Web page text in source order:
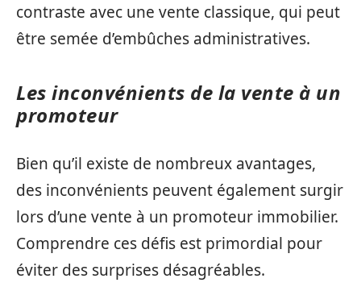
contraste avec une vente classique, qui peut
être semée d’embûches administratives.
Les inconvénients de la vente à un
promoteur
Bien qu’il existe de nombreux avantages,
des inconvénients peuvent également surgir
lors d’une vente à un promoteur immobilier.
Comprendre ces défis est primordial pour
éviter des surprises désagréables.